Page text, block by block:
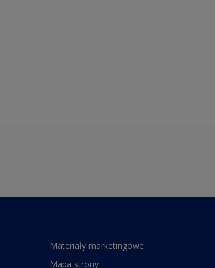
Materiały marketingowe
Mapa strony